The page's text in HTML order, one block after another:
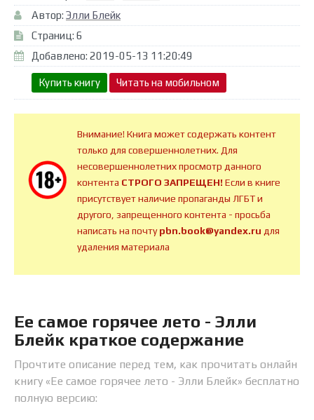
Автор: Элли Блейк
Страниц: 6
Добавлено: 2019-05-13 11:20:49
Купить книгу Читать на мобильном
Внимание! Книга может содержать контент
только для совершеннолетних. Для
несовершеннолетних просмотр данного
контента СТРОГО ЗАПРЕЩЕН!Если в книге
присутствует наличие пропаганды ЛГБТ и
другого, запрещенного контента - просьба
написать на почтуpbn.book@yandex.ru для
удаления материала
Ее самое горячее лето - Элли
Блейк краткое содержание
Прочтите описание перед тем, как прочитать онлайн
книгу «Ее самое горячее лето - Элли Блейк» бесплатно
полную версию: